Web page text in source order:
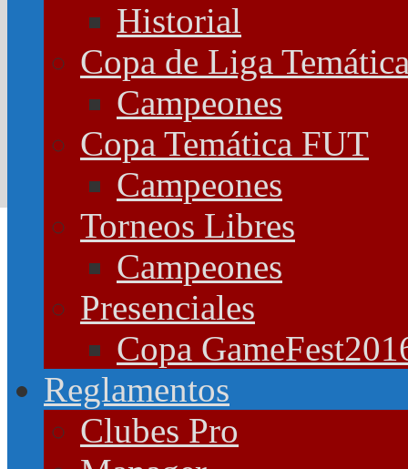
Historial
Copa de Liga
Campeones
Copa Temática FUT
Campeones
Torneos Libres
Campeones
Presenciales
Copa
Reglamentos
Clubes Pro